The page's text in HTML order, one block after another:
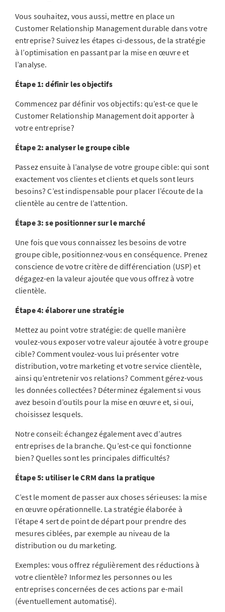
Vous souhaitez, vous aussi, mettre en place un
Customer Relationship Management durable dans votre
entreprise? Suivez les étapes ci-dessous, de la stratégie
à l’optimisation en passant par la mise en œuvre et
l’analyse.
Étape 1: définir les objectifs
Commencez par définir vos objectifs: qu’est-ce que le
Customer Relationship Management doit apporter à
votre entreprise?
Étape 2: analyser le groupe cible
Passez ensuite à l’analyse de votre groupe cible: qui sont
exactement vos clientes et clients et quels sont leurs
besoins? C’est indispensable pour placer l’écoute de la
clientèle au centre de l’attention.
Étape 3: se positionner sur le marché
Une fois que vous connaissez les besoins de votre
groupe cible, positionnez-vous en conséquence. Prenez
conscience de votre critère de différenciation (USP) et
dégagez-en la valeur ajoutée que vous offrez à votre
clientèle.
Étape 4: élaborer une stratégie
Mettez au point votre stratégie: de quelle manière
voulez-vous exposer votre valeur ajoutée à votre groupe
cible? Comment voulez-vous lui présenter votre
distribution, votre marketing et votre service clientèle,
ainsi qu’entretenir vos relations? Comment gérez-vous
les données collectées? Déterminez également si vous
avez besoin d’outils pour la mise en œuvre et, si oui,
choisissez lesquels.
Notre conseil: échangez également avec d’autres
entreprises de la branche. Qu’est-ce qui fonctionne
bien? Quelles sont les principales difficultés?
Étape 5: utiliser le CRM dans la pratique
C’est le moment de passer aux choses sérieuses: la mise
en œuvre opérationnelle. La stratégie élaborée à
l’étape 4 sert de point de départ pour prendre des
mesures ciblées, par exemple au niveau de la
distribution ou du marketing.
Exemples: vous offrez régulièrement des réductions à
votre clientèle? Informez les personnes ou les
entreprises concernées de ces actions par e-mail
(éventuellement automatisé).